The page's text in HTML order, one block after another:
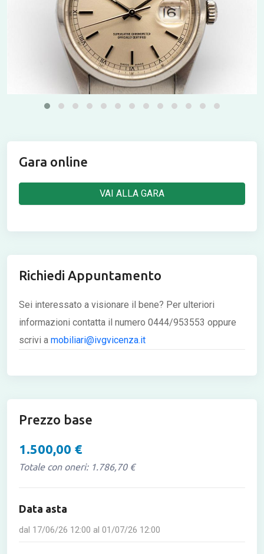
Gara online
VAI ALLA GARA
Richiedi Appuntamento
Sei interessato a visionare il bene? Per ulteriori
informazioni contatta il numero 0444/953553 oppure
scrivi a mobiliari@ivgvicenza.it
Prezzo base
1.500,00 €
Totale con oneri: 1.786,70 €
Data asta
dal 17/06/26 12:00 al 01/07/26 12:00